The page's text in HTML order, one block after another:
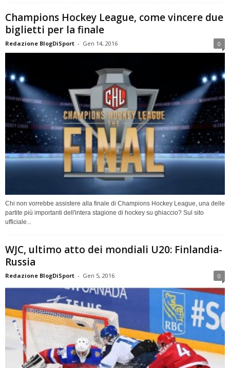
Champions Hockey League, come vincere due
biglietti per la finale
Redazione BlogDiSport - Gen 14, 2016 0
Chi non vorrebbe assistere alla finale di Champions Hockey League, una delle
partite più importanti dell'intera stagione di hockey su ghiaccio? Sul sito
ufficiale...
WJC, ultimo atto dei mondiali U20: Finlandia-
Russia
Redazione BlogDiSport - Gen 5, 2016 0